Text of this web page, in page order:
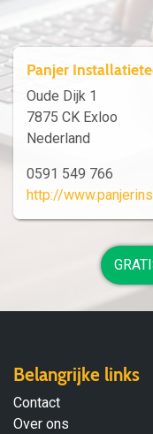
Panjer
Oude Dijk 1
7875 CK Exloo
Nederland
0591 549 766
http://
Belangrijke links
Contact
Over ons